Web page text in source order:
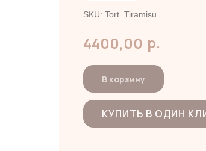
SKU: Tort_Tiramisu
4400,00 р.
В корзину
КУПИТЬ В ОДИН